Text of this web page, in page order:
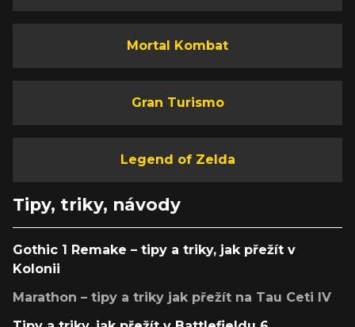
Mortal Kombat
Gran Turismo
Legend of Zelda
Tipy, triky, návody
Gothic 1 Remake – tipy a triky, jak přežít v
Kolonii
Marathon – tipy a triky jak přežít na Tau Ceti IV